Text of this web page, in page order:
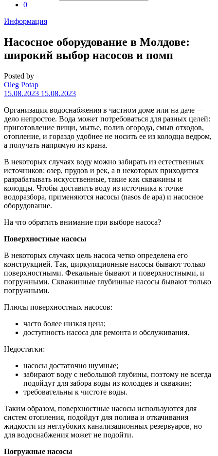
0
Информация
Насосное оборудование в Молдове:
широкий выбор насосов и помп
Posted by
Oleg Potap
15.08.2023 15.08.2023
Организация водоснабжения в частном доме или на даче —
дело непростое. Вода может потребоваться для разных целей:
приготовление пищи, мытье, полив огорода, смыв отходов,
отопление, и гораздо удобнее не носить ее из колодца ведром,
а получать напрямую из крана.
В некоторых случаях воду можно забирать из естественных
источников: озер, прудов и рек, а в некоторых приходится
разрабатывать искусственные, такие как скважины и
колодцы. Чтобы доставить воду из источника к точке
водоразбора, применяются насосы (nasos de apa) и насосное
оборудование.
На что обратить внимание при выборе насоса?
Поверхностные насосы
В некоторых случаях цель насоса четко определена его
конструкцией. Так, циркуляционные насосы бывают только
поверхностными. Фекальные бывают и поверхностными, и
погружными. Скважинные глубинные насосы бывают только
погружными.
Плюсы поверхностных насосов:
часто более низкая цена;
доступность насоса для ремонта и обслуживания.
Недостатки:
насосы достаточно шумные;
забирают воду с небольшой глубины, поэтому не всегда
подойдут для забора воды из колодцев и скважин;
требовательны к чистоте воды.
Таким образом, поверхностные насосы используются для
систем отопления, подойдут для полива и откачивания
жидкости из неглубоких канализационных резервуаров, но
для водоснабжения может не подойти.
Погружные насосы